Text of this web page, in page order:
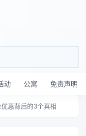
动 公寓 免责声明
惠背后的3个真相